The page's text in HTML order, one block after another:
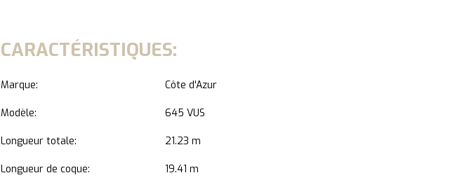
CARACTÉRISTIQUES:
Marque: Côte d'Azur
Modèle: 645 VUS
Longueur totale: 21.23 m
Longueur de coque: 19.41 m